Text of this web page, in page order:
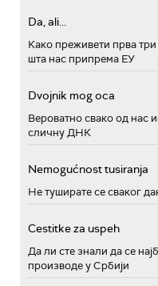
Da, ali...
Како преживети прва
шта нас припрема ЕУ
Dvojnik mog oca
Вероватно свако од нас
сличну ДНК
Nemogućnost tusiranja
Не туширате се сваког
Cestitke za uspeh
Да ли сте знали да се
производе у Србији